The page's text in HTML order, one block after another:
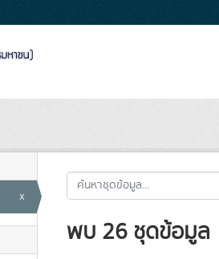
x
พบ 26 ชุดข้อมูล